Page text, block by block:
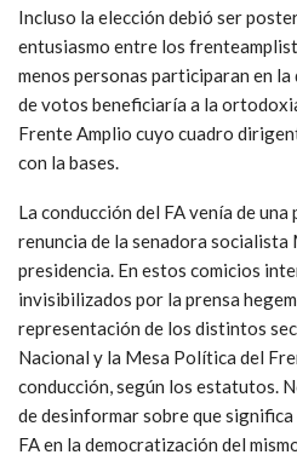
Incluso la elección debió ser
entusiasmo entre los
menos personas participaran en
de votos beneficiaría a la
Frente Amplio cuyo cuadro
con la bases.
La conducción del FA venía de
renuncia de la senadora socialista
presidencia. En estos comicios
invisibilizados por la prensa
representación de los distintos
Nacional y la Mesa Política del
conducción, según los estatutos.
de desinformar sobre que
FA en la democratización del